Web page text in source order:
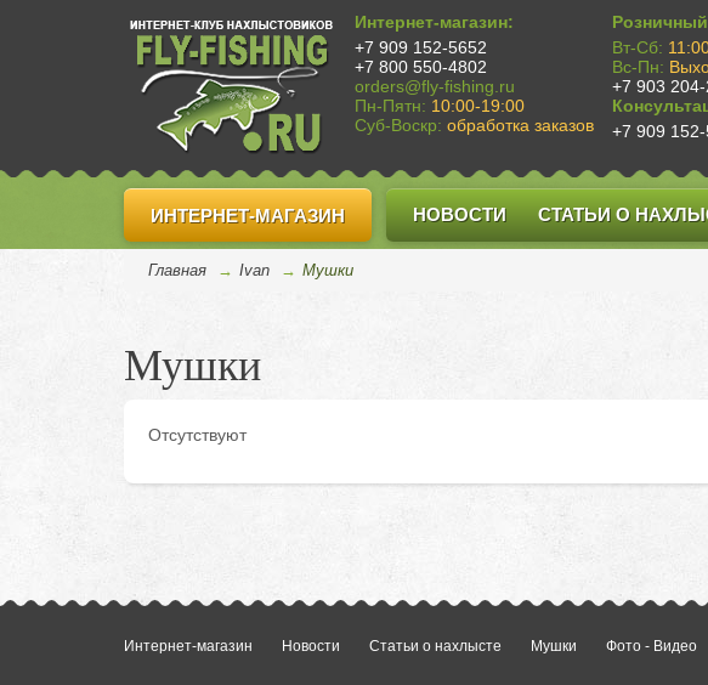
Интернет-магазин:
+7 909 152-5652
+7 800 550-4802
orders@fly-fishing.ru
Пн-Пятн: 10:00-19:00
Суб-Воскр: обработка заказов
Вт-Сб:
Вс-Пн:
+7 903
+7 909
ИНТЕРНЕТ-МАГАЗИН НОВОСТИ СТАТЬИ О
Главная → Ivan → Мушки
Мушки
Отсутствуют
Интернет-магазин Новости Статьи о нахлысте Мушки Фото - Видео